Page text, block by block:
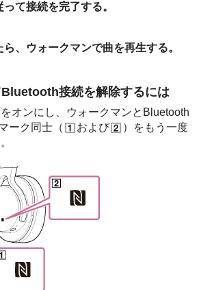
て接続を完了する。
、ウォークマンで曲を再生する。
接続を解除するには
オンにし、ウォークマンとBluetooth
ーク同士（
および
）をもう一度